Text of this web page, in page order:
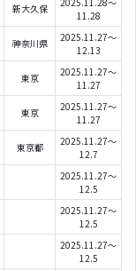
新大久保
11.28
神奈川県
2025.11.27～
12.13
東京
2025.11.27～
11.27
東京
2025.11.27～
11.27
東京都
2025.11.27～
12.7
2025.11.27～
12.5
2025.11.27～
12.5
2025.11.27～
12.5